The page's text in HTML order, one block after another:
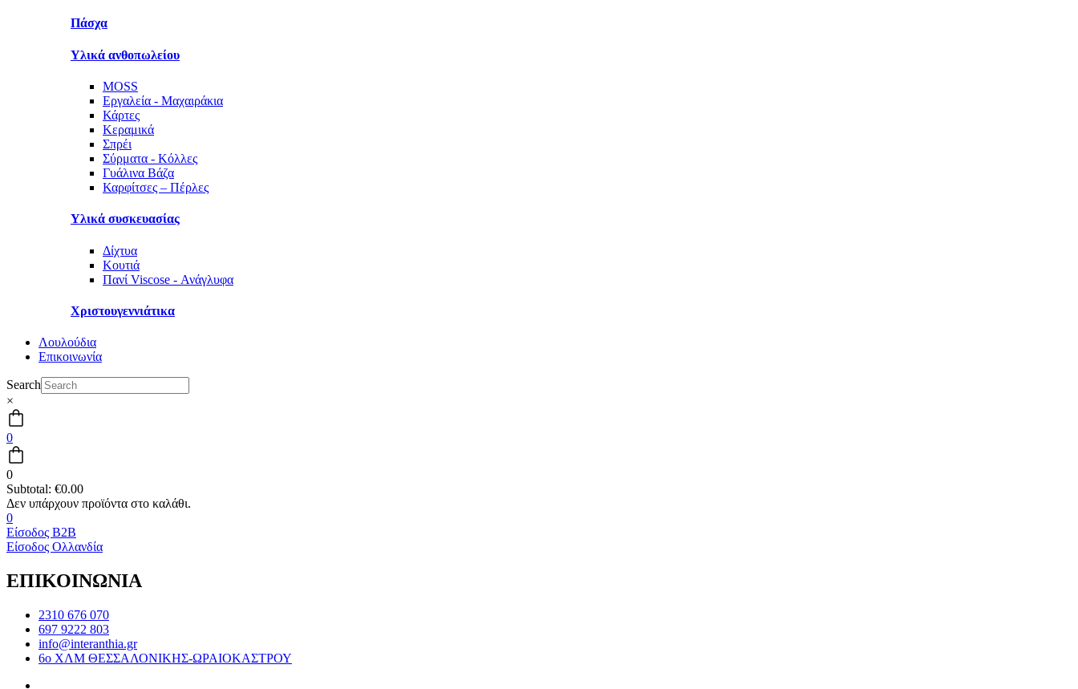
Πάσχα
Υλικά ανθοπωλείου
MOSS
Εργαλεία - Μαχαιράκια
Κάρτες
Κεραμικά
Σπρέι
Σύρματα - Κόλλες
Γυάλινα Βάζα
Καρφίτσες – Πέρλες
Υλικά συσκευασίας
Δίχτυα
Κουτιά
Πανί Viscose - Ανάγλυφα
Χριστουγεννιάτικα
Λουλούδια
Επικοινωνία
Search
×
0
0
Subtotal: €0.00
0
Είσοδος B2B
Είσοδος Ολλανδία
ΕΠΙΚΟΙΝΩΝΙΑ
2310 676 070
697 9222 803
info@interanthia.gr
6ο ΧΛΜ ΘΕΣΣΑΛΟΝΙΚΗΣ-ΩΡΑΙΟΚΑΣΤΡΟΥ